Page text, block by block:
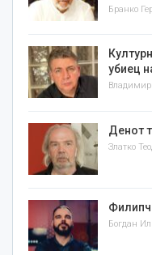
Бранко
убиец
Денот
Богдан